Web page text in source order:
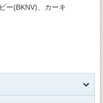
ー(BKNV)、カーキ